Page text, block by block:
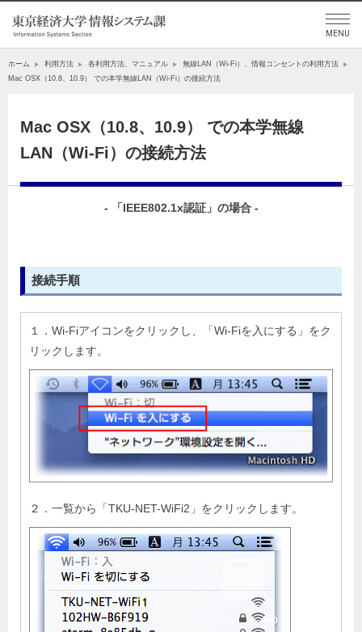
ホーム 利用方法 各利用方法、マニュアル
無線LAN（Wi-Fi）、情報コンセントの利用方法
Mac OSX（10.8、10.9） での本学無線LAN（Wi-Fi）の接続方法
Mac OSX（10.8、10.9） での本学無線
LAN（Wi-Fi）の接続方法
- 「IEEE802.1x認証」の場合 -
接続手順
１．Wi-Fiアイコンをクリックし、「Wi-Fiを入にする」をク
リックします。
２．一覧から「TKU-NET-WiFi2」をクリックします。